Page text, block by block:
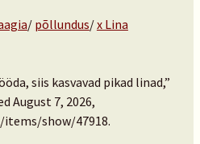
/ põllundus/x Lina
siis kasvavad pikad linad,”
August 7, 2026,
show/47918.